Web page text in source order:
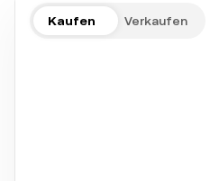
Kaufen Verkaufen